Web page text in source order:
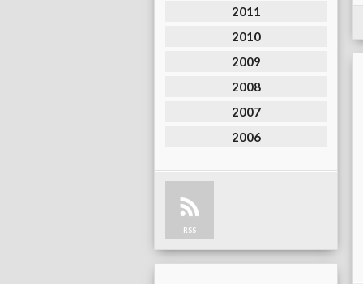
2011
2010
2009
2008
2007
2006
RSS